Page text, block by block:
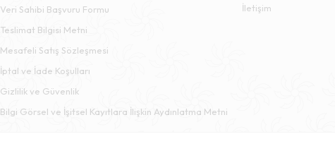
Veri Sahibi Başvuru Formu
Teslimat Bilgisi Metni
Mesafeli Satış Sözleşmesi
İptal ve İade Koşulları
Gizlilik ve Güvenlik
Bilgi Görsel ve İşitsel Kayıtlara İlişkin Aydınlatma Metni
İletişim